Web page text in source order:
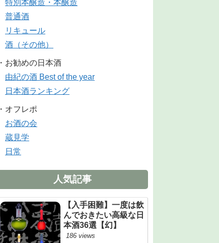
特別本醸造・本醸造
普通酒
リキュール
酒（その他）
・お勧めの日本酒
由紀の酒 Best of the year
日本酒ランキング
・オフレポ
お酒の会
蔵見学
日常
人気記事
【入手困難】一度は飲
んでおきたい高級な日
本酒36選【幻】
186 views